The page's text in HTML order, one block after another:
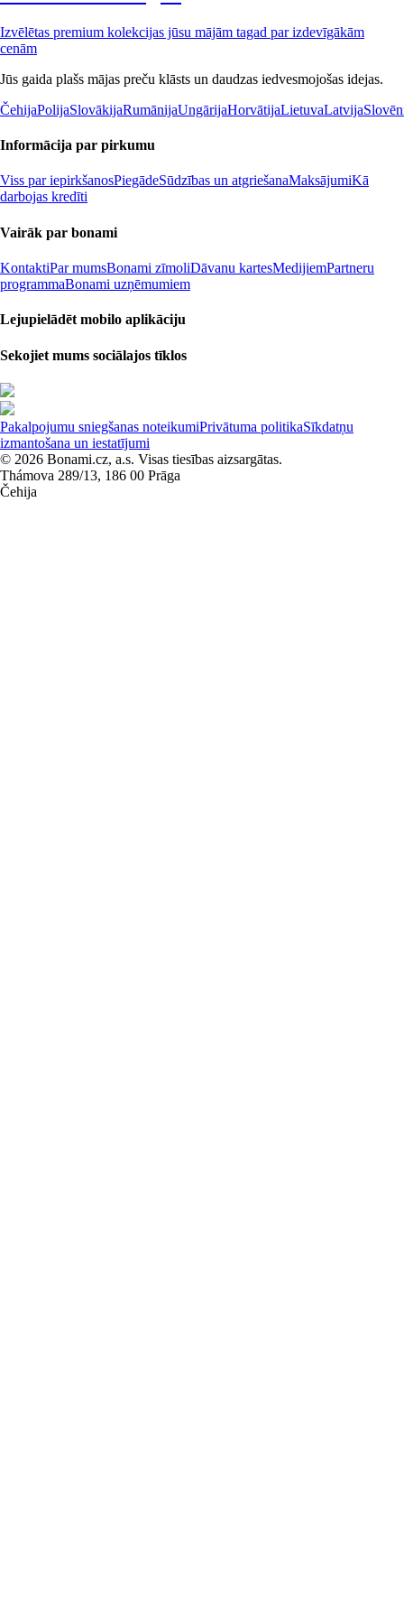
Izvēlētas premium kolekcijas jūsu mājām tagad par izdevīgākām
cenām
Jūs gaida plašs mājas preču klāsts un daudzas iedvesmojošas idejas.
ČehijaPolijaSlovākijaRumānijaUngārijaHorvātijaLietuvaLatvija
Informācija par pirkumu
Viss par iepirkšanosPiegādeSūdzības un atgriešanaMaksājumiKā
darbojas kredīti
Vairāk par bonami
KontaktiPar mumsBonami zīmoliDāvanu kartesMedijiemPartneru
programmaBonami uzņēmumiem
Lejupielādēt mobilo aplikāciju
Sekojiet mums sociālajos tīklos
Pakalpojumu sniegšanas noteikumiPrivātuma politikaSīkdatņu
izmantošana un iestatījumi
© 2026 Bonami.cz, a.s. Visas tiesības aizsargātas.
Thámova 289/13, 186 00 Prāga
Čehija